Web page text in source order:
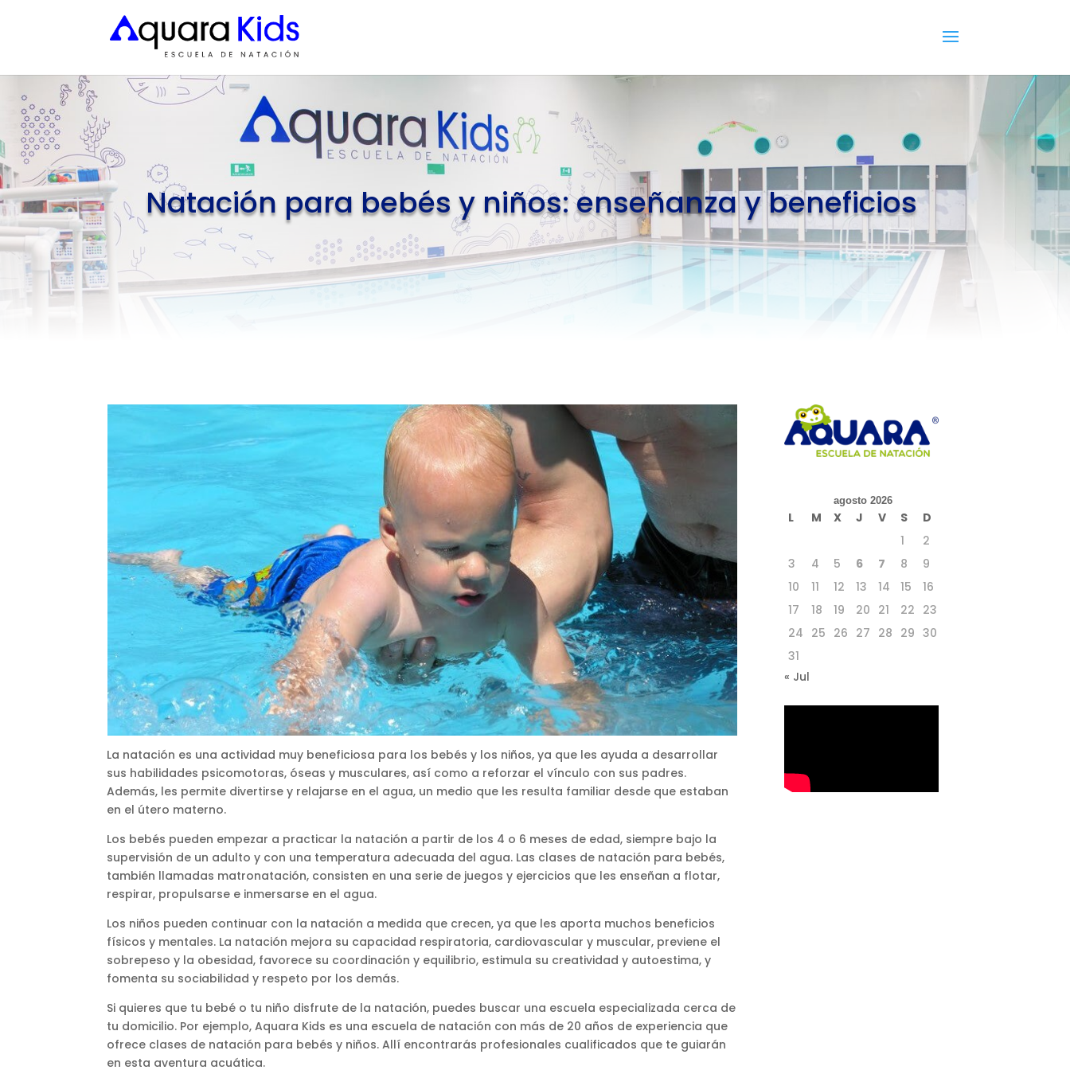
Natación para bebés y niños: enseñanza y beneficios
La natación es una actividad muy beneficiosa para los bebés y los niños, ya que les ayuda a desarrollar
sus habilidades psicomotoras, óseas y musculares, así como a reforzar el vínculo con sus padres.
Además, les permite divertirse y relajarse en el agua, un medio que les resulta familiar desde que estaban
en el útero materno.
Los bebés pueden empezar a practicar la natación a partir de los 4 o 6 meses de edad, siempre bajo la
supervisión de un adulto y con una temperatura adecuada del agua. Las clases de natación para bebés,
también llamadas matronatación, consisten en una serie de juegos y ejercicios que les enseñan a flotar,
respirar, propulsarse e inmersarse en el agua.
Los niños pueden continuar con la natación a medida que crecen, ya que les aporta muchos beneficios
físicos y mentales. La natación mejora su capacidad respiratoria, cardiovascular y muscular, previene el
sobrepeso y la obesidad, favorece su coordinación y equilibrio, estimula su creatividad y autoestima, y
fomenta su sociabilidad y respeto por los demás.
Si quieres que tu bebé o tu niño disfrute de la natación, puedes buscar una escuela especializada cerca de
tu domicilio. Por ejemplo, Aquara Kids es una escuela de natación con más de 20 años de experiencia que
ofrece clases de natación para bebés y niños. Allí encontrarás profesionales cualificados que te guiarán
en esta aventura acuática.
agosto 2026
L M X J V S
D
1
2
3
4 5 6 7 8
9
10
11 12 13 14 15
16
17
18 19 20 21 22 23
24 25 26 27 28 29 30
31
« Jul